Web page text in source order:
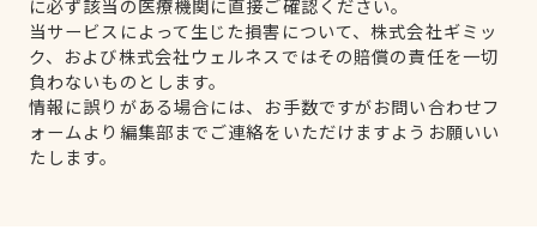
に必ず該当の医療機関に直接ご確認ください。
当サービスによって生じた損害について、株式会社ギミッ
ク、および株式会社ウェルネスではその賠償の責任を一切
負わないものとします。
情報に誤りがある場合には、お手数ですがお問い合わせフ
ォームより編集部までご連絡をいただけますようお願いい
たします。